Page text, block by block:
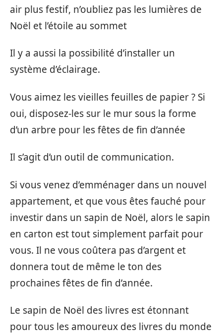
air plus festif, n’oubliez pas les lumières de
Noël et l’étoile au sommet
Il y a aussi la possibilité d’installer un
système d’éclairage.
Vous aimez les vieilles feuilles de papier ? Si
oui, disposez-les sur le mur sous la forme
d’un arbre pour les fêtes de fin d’année
Il s’agit d’un outil de communication.
Si vous venez d’emménager dans un nouvel
appartement, et que vous êtes fauché pour
investir dans un sapin de Noël, alors le sapin
en carton est tout simplement parfait pour
vous. Il ne vous coûtera pas d’argent et
donnera tout de même le ton des
prochaines fêtes de fin d’année.
Le sapin de Noël des livres est étonnant
pour tous les amoureux des livres du monde